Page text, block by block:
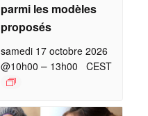
parmi les modèles
proposés
samedi 17 octobre 2026
@10h00 – 13h00 CEST